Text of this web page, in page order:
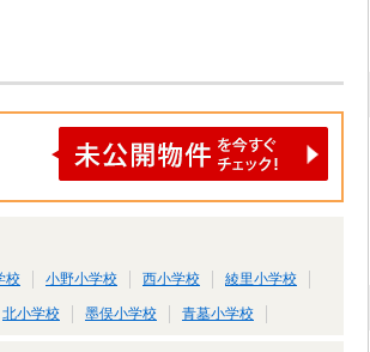
校 小野小学校 西小学校 綾里小学校
北小学校 墨俣小学校 青墓小学校